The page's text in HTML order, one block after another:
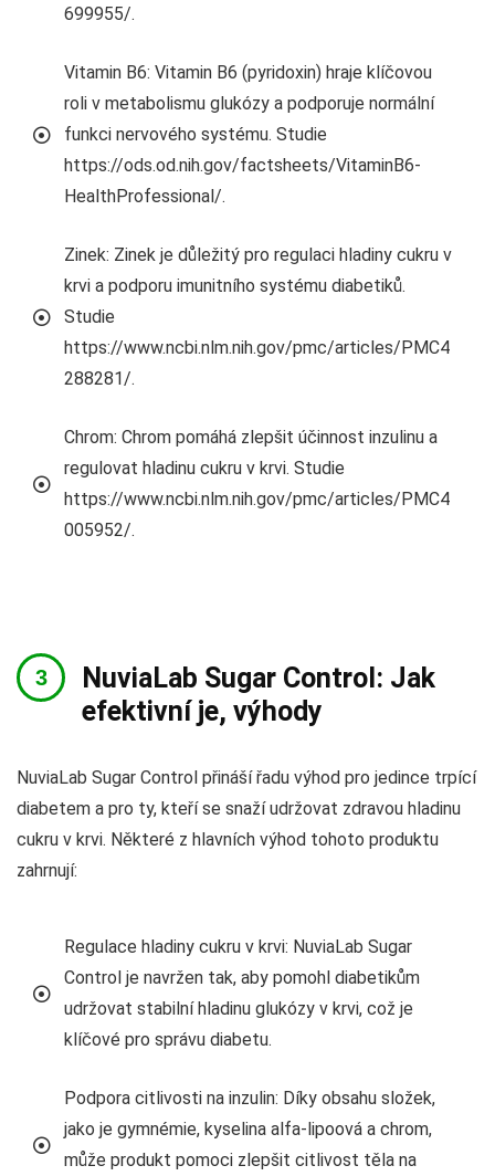
699955/.
Vitamin B6: Vitamin B6 (pyridoxin) hraje klíčovou
roli v metabolismu glukózy a podporuje normální
funkci nervového systému. Studie
https://ods.od.nih.gov/factsheets/VitaminB6-
HealthProfessional/.
Zinek: Zinek je důležitý pro regulaci hladiny cukru v
krvi a podporu imunitního systému diabetiků.
Studie
https://www.ncbi.nlm.nih.gov/pmc/articles/PMC4
288281/.
Chrom: Chrom pomáhá zlepšit účinnost inzulinu a
regulovat hladinu cukru v krvi. Studie
https://www.ncbi.nlm.nih.gov/pmc/articles/PMC4
005952/.
NuviaLab Sugar Control: Jak
efektivní je, výhody
NuviaLab Sugar Control přináší řadu výhod pro jedince trpící
diabetem a pro ty, kteří se snaží udržovat zdravou hladinu
cukru v krvi. Některé z hlavních výhod tohoto produktu
zahrnují:
Regulace hladiny cukru v krvi: NuviaLab Sugar
Control je navržen tak, aby pomohl diabetikům
udržovat stabilní hladinu glukózy v krvi, což je
klíčové pro správu diabetu.
Podpora citlivosti na inzulin: Díky obsahu složek,
jako je gymnémie, kyselina alfa-lipoová a chrom,
může produkt pomoci zlepšit citlivost těla na